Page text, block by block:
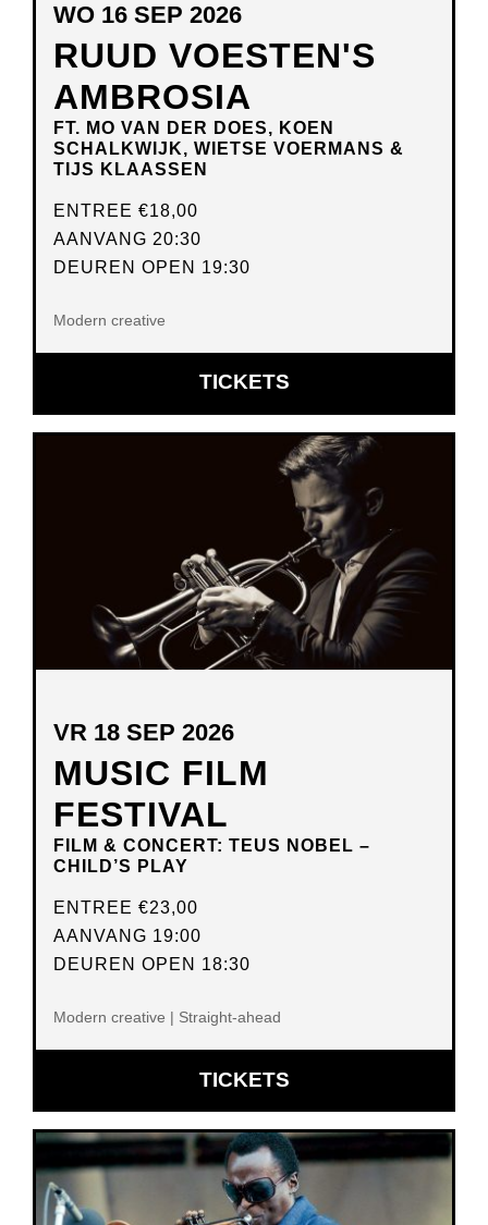
RUUD VOESTEN'S
AMBROSIA
FT. MO VAN DER DOES, KOEN
SCHALKWIJK, WIETSE VOERMANS &
TIJS KLAASSEN
WO 16 SEP 2026
ENTREE €18,00
AANVANG 20:30
DEUREN OPEN 19:30
Modern creative
TICKETSOPENT
IN
NIEUW
VENSTER
MUSIC FILM
FESTIVAL
FILM & CONCERT: TEUS NOBEL –
CHILD’S PLAY
VR 18 SEP 2026
ENTREE €23,00
AANVANG 19:00
DEUREN OPEN 18:30
Modern creative | Straight-ahead
TICKETSOPENT
IN
NIEUW
VENSTER